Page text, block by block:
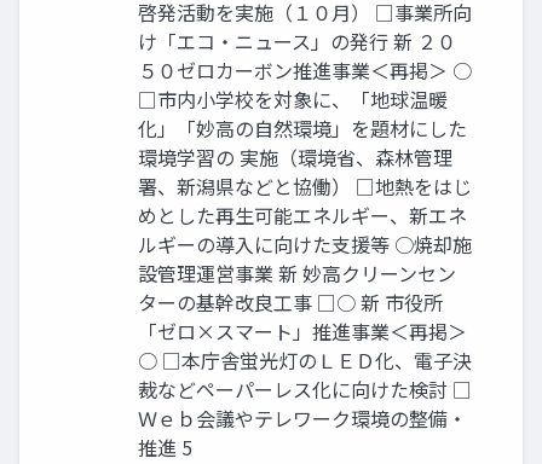
啓発活動を実施（１０月） □事業所向
け「エコ・ニュース」の発行 新 ２０
５０ゼロカーボン推進事業＜再掲＞ ○
□市内小学校を対象に、「地球温暖
化」「妙高の自然環境」を題材にした
環境学習の 実施（環境省、森林管理
署、新潟県などと協働） □地熱をはじ
めとした再生可能エネルギー、新エネ
ルギーの導入に向けた支援等 ○焼却施
設管理運営事業 新 妙高クリーンセン
ターの基幹改良工事 □○ 新 市役所
「ゼロ×スマート」推進事業＜再掲＞
○ □本庁舎蛍光灯のＬＥＤ化、電子決
裁などペーパーレス化に向けた検討 □
Ｗｅｂ会議やテレワーク環境の整備・
推進 5